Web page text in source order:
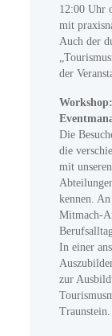
12:00 Uhr
mit
Auch der
der
Die
die
mit
kennen.
Mitmach-
In einer
zur
Traunstein.